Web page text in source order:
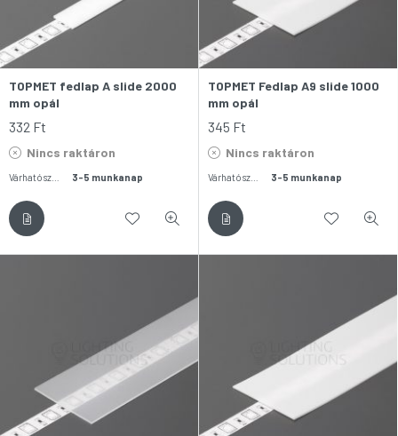
TOPMET fedlap A slide 2000
mm opál
332 Ft
Nincs raktáron
3-5 munkanap
TOPMET Fedlap A9 slide 1000
mm opál
345 Ft
Nincs raktáron
3-5 munkanap